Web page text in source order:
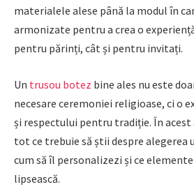
materialele alese până la modul în
armonizate pentru a crea o
pentru părinți, cât și pentru invitați.
Un trusou botez bine ales nu este
necesare ceremoniei religioase, ci o
și respectului pentru tradiție. În
tot ce trebuie să știi despre alegerea
cum să îl personalizezi și ce
lipsească.